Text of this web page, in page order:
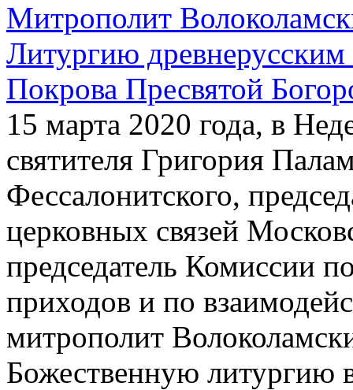
Митрополит
Литургию
Покрова Пресвятой
15 марта 2020 года, в
святителя Григория
Фессалонитского,
церковных связей
председатель Комиссии
приходов и по
митрополит
Божественную литургию